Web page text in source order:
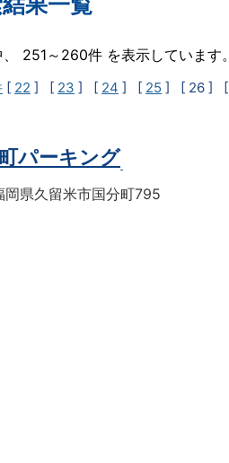
251～260件 を表示しています。
[ 22 ] [ 23 ] [ 24 ] [ 25 ] [ 26 ] [
パーキング
岡県久留米市国分町795